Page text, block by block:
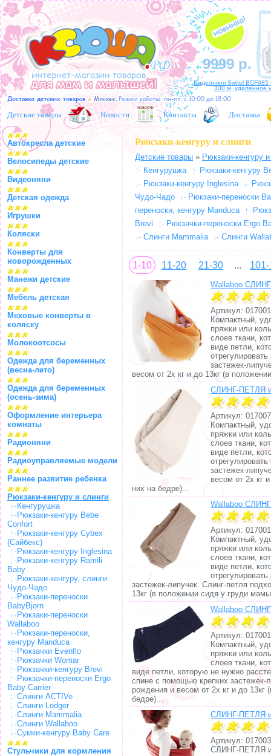
9999 р.
Видеоняня Switel BCF985
300 м, удаленное
Детские товары Новости Контакты Доставка
Автокресла детские
Велосипеды детские
Видеоняни
Детская одежда
Игрушки
Коляски
Конверты для
новорожденных
Манежи детские
Мебель детская
Меховые конверты в
коляску
Молокоотсосы
Одежда для беременных
(весна-лето)
Одежда для беременных
(осень-зима)
Оформление интерьера
комнаты
Радионяни
Радиоуправляемые модели
Раннее развитие ребенка
Рюкзаки-кенгуру и слинги
Кенгурушка
Рюкзаки-кенгуру Bebe
Confort
Рюкзаки-кенгуру Cybex
(Сайбекс)
Рюкзаки-кенгуру Inglesina
Рюкзаки-кенгуру Ramili
Baby
Рюкзаки-кенгуру, слинги
Чудо-Чадо
Рюкзаки-переноски
BabyBjorn
Рюкзаки-переноски
Wallaboo
Рюкзаки-переноски,
кенгуру Manduca
Рюкзачки Evenflo
Рюкзачки Womar
Рюкзачки-кенгуру Brevi
Рюкзачки-переноски Ergo
Baby Carrier
Слинги ACTIVe
Слинги Lodger
Слинги Mammalia
Слинги Wallaboo
Сумки-кенгуру Baby Care
Стульчики для кормления
Рюкзаки-кенгуру и слинги
Детские товары » Рюкзаки-кенгуру
Кенгурушка
Рюкзаки-кенгуру
Рюкзаки-кенгуру Inglesina
Чудо-Чадо
Рюкзаки-переноски
переноски, кенгуру Manduca
Brevi
Рюкзачки-переноски Ergo
Слинги Mammalia
Слинги
1-10 11-20 21-30 ...
Wallaboo
Артикул:
Компактный,
пряжки или
слоев ткани,
виде петли,
застежек-
весом от 2х кг и до 13кг (в
СЛИНГ-ПЕТЛЯ
Артикул:
Компактный,
пряжки или
слоев ткани,
виде петли,
застежек-
весом от 2х кг
них на бедре)...
Wallaboo
Артикул:
Компактный,
пряжки или
слоев ткани,
виде петли,
застежек-липучек. Слинг-петля
13кг (в положении сидя у груди
Wallaboo
Артикул:
Компактный,
пряжки или
слоев ткани,
виде петли, которую не нужно
спине с помощью крепких
рождения и весом от 2х кг и до
бедре)...
СЛИНГ-ПЕТЛЯ
Артикул:
СЛИНГ-ПЕТЛЯ